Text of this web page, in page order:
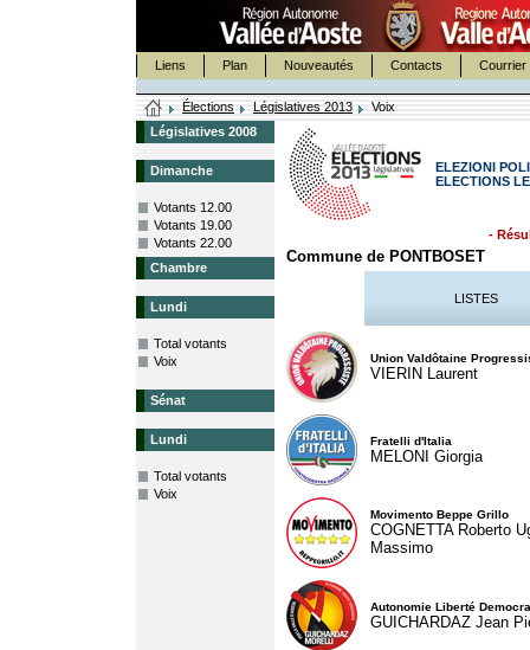
Liens Plan Nouveautés Contacts Courrier
Élections Législatives 2013
Voix
Législatives 2008
Dimanche
Votants 12.00
Votants 19.00
Votants 22.00
Chambre
Lundi
Total votants
Voix
Sénat
Lundi
Total votants
Voix
ELEZIONI
ELECTIONS
-
Commune de PONTBOSET
LISTES
Union Valdôtaine
VIERIN Laurent
Fratelli d'Italia
MELONI Giorgia
Movimento Beppe Grillo
COGNETTA Roberto
Massimo
Autonomie Liberté
GUICHARDAZ Jean